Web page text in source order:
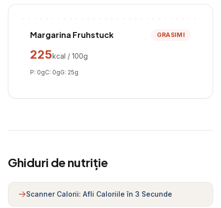
Margarina Fruhstuck GRASIMI
225kcal / 100g
P: 0gC: 0gG: 25g
Ghiduri de nutriție
Scanner Calorii: Afli Caloriile în 3 Secunde